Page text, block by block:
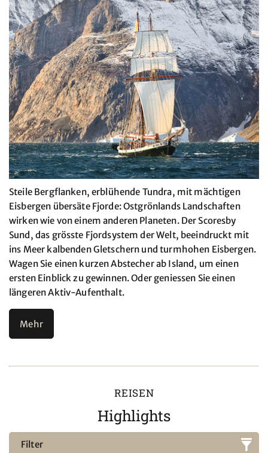
Steile Bergflanken, erblühende Tundra, mit mächtigen
Eisbergen übersäte Fjorde: Ostgrönlands Landschaften
wirken wie von einem anderen Planeten. Der Scoresby
Sund, das grösste Fjordsystem der Welt, beeindruckt mit
ins Meer kalbenden Gletschern und turmhohen Eisbergen.
Wagen Sie einen kurzen Abstecher ab Island, um einen
ersten Einblick zu gewinnen. Oder geniessen Sie einen
längeren Aktiv-Aufenthalt.
Mehr
REISEN
Highlights
Filter